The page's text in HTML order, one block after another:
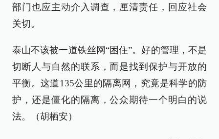
部门也应主动介入调查，厘清责任，回应社会
关切。
泰山不该被一道铁丝网“困住”。好的管理，不是
切断人与自然的联系，而是找到保护与开放的
平衡。这道135公里的隔离网，究竟是科学的防
护，还是僵化的隔离，公众期待一个明白的说
法。（胡栖安）